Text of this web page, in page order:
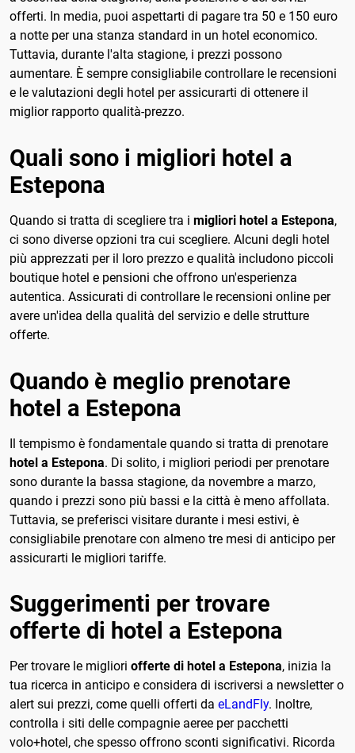
offerti. In media, puoi aspettarti di pagare tra 50 e 150 euro
a notte per una stanza standard in un hotel economico.
Tuttavia, durante l'alta stagione, i prezzi possono
aumentare. È sempre consigliabile controllare le recensioni
e le valutazioni degli hotel per assicurarti di ottenere il
miglior rapporto qualità-prezzo.
Quali sono i migliori hotel a
Estepona
Quando si tratta di scegliere tra i migliori hotel a Estepona,
ci sono diverse opzioni tra cui scegliere. Alcuni degli hotel
più apprezzati per il loro prezzo e qualità includono piccoli
boutique hotel e pensioni che offrono un'esperienza
autentica. Assicurati di controllare le recensioni online per
avere un'idea della qualità del servizio e delle strutture
offerte.
Quando è meglio prenotare
hotel a Estepona
Il tempismo è fondamentale quando si tratta di prenotare
hotel a Estepona. Di solito, i migliori periodi per prenotare
sono durante la bassa stagione, da novembre a marzo,
quando i prezzi sono più bassi e la città è meno affollata.
Tuttavia, se preferisci visitare durante i mesi estivi, è
consigliabile prenotare con almeno tre mesi di anticipo per
assicurarti le migliori tariffe.
Suggerimenti per trovare
offerte di hotel a Estepona
Per trovare le migliori offerte di hotel a Estepona, inizia la
tua ricerca in anticipo e considera di iscriversi a newsletter o
alert sui prezzi, come quelli offerti da eLandFly. Inoltre,
controlla i siti delle compagnie aeree per pacchetti
volo+hotel, che spesso offrono sconti significativi. Ricorda